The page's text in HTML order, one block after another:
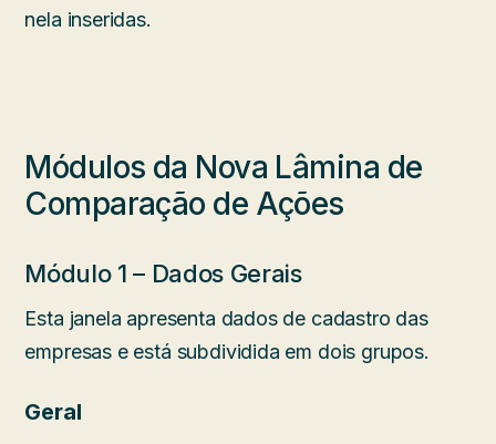
nela inseridas.
Módulos da Nova Lâmina de
Comparação de Ações
Módulo 1 – Dados Gerais
Esta janela apresenta dados de cadastro das
empresas e está subdividida em dois grupos.
Geral